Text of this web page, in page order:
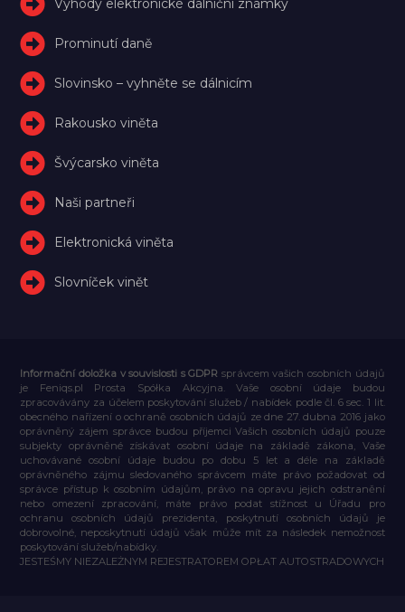
Prominutí daně
Slovinsko – vyhněte se dálnicím
Rakousko viněta
Švýcarsko viněta
Naši partneři
Elektronická viněta
Slovníček vinět
Informační doložka v souvislosti s GDPR správcem vašich osobních údajů
je Feniqs.pl Prosta Spółka Akcyjna. Vaše osobní údaje budou
zpracovávány za účelem poskytování služeb / nabídek podle čl. 6 sec. 1 lit.
obecného nařízení o ochraně osobních údajů ze dne 27. dubna 2016 jako
oprávněný zájem správce budou příjemci Vašich osobních údajů pouze
subjekty oprávněné získávat osobní údaje na základě zákona, Vaše
uchovávané osobní údaje budou po dobu 5 let a déle na základě
oprávněného zájmu sledovaného správcem máte právo požadovat od
správce přístup k osobním údajům, právo na opravu jejich odstranění
nebo omezení zpracování, máte právo podat stížnost u Úřadu pro
ochranu osobních údajů prezidenta, poskytnutí osobních údajů je
dobrovolné, neposkytnutí údajů však může mít za následek nemožnost
poskytování služeb/nabídky.
JESTEŚMY NIEZALEŻNYM REJESTRATOREM OPŁAT AUTOSTRADOWYCH